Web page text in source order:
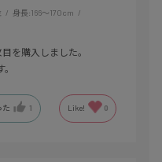
身長:166～170cm
を購入しました。
た 1 Like! 0